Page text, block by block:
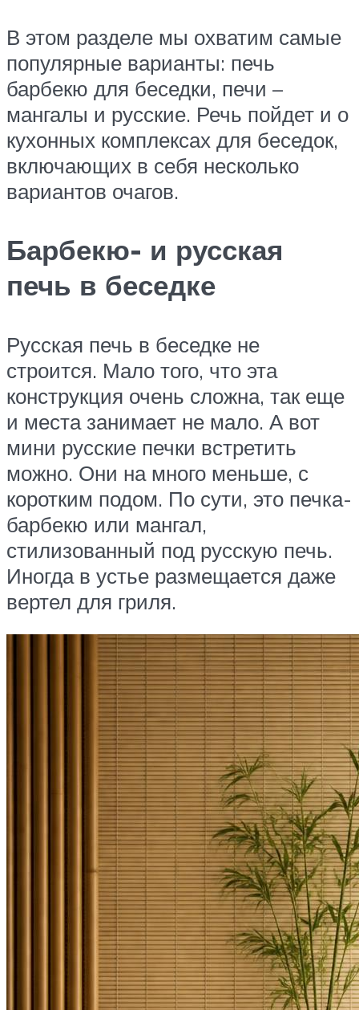
В этом разделе мы охватим самые
популярные варианты: печь
барбекю для беседки, печи –
мангалы и русские. Речь пойдет и о
кухонных комплексах для беседок,
включающих в себя несколько
вариантов очагов.
Барбекю- и русская
печь в беседке
Русская печь в беседке не
строится. Мало того, что эта
конструкция очень сложна, так еще
и места занимает не мало. А вот
мини русские печки встретить
можно. Они на много меньше, с
коротким подом. По сути, это печка-
барбекю или мангал,
стилизованный под русскую печь.
Иногда в устье размещается даже
вертел для гриля.